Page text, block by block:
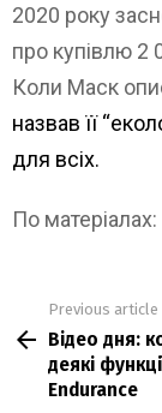
2020 року
про купівлю 2
Коли Маск
назвав її
для всіх.
По матеріалах:
more
Previous article
Відео дня:
деякі
Endurance